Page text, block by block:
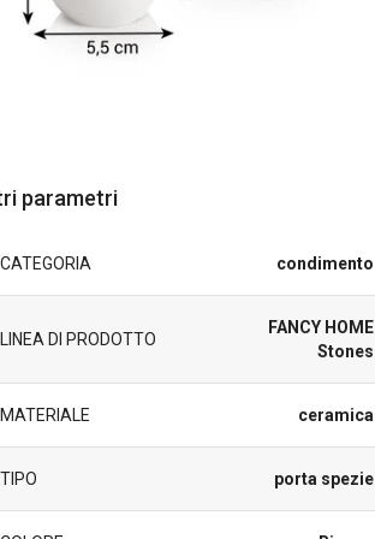
parametri
CATEGORIA condimento
LINEA DI PRODOTTO
FANCY HOME
Stones
MATERIALE ceramica
TIPO porta spezie